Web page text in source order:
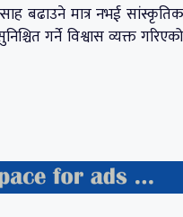
बढाउने मात्र नभई सांस्कृतिक
गर्ने विश्वास व्यक्त गरिएको